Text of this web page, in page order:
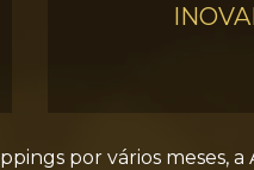
por vários meses, a